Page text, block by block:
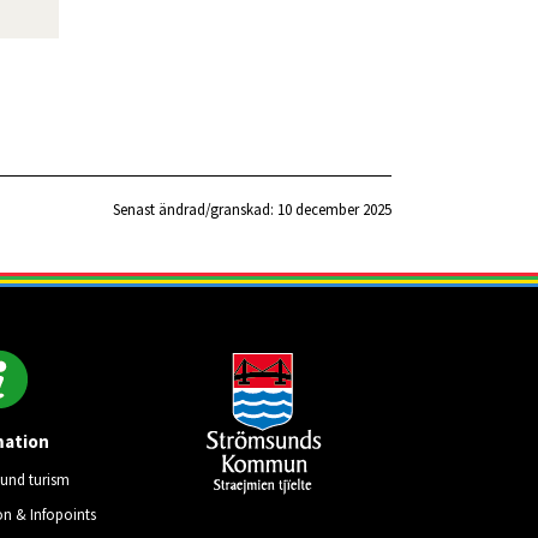
Senast ändrad/granskad: 10 december 2025
turism
& Infopoints